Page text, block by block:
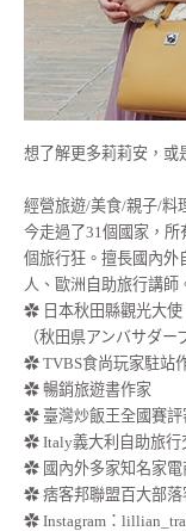
想了解更多莉莉安，或
經營旅遊/美食/親子/料
今走過了31個國家，
個旅行狂。擅長國內外
人、歐洲自助旅行講師
✿ 日本秋田縣觀光大使
（秋田県アンバサダー
✿ TVBS食尚玩家駐站
✿ 暢銷旅遊書作家
✿ 臺灣炒飯王全國賽評
✿ Italy義大利自助旅行
✿ 國內外多家知名家電
✿ 痞客邦聯盟百大部落
✿ Instagram：